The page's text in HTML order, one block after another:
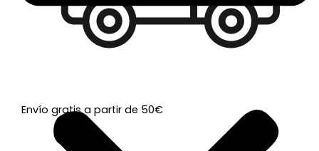
Envío gratis a partir de 50€